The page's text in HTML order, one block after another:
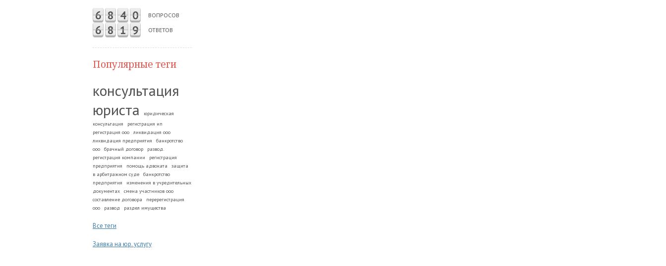
6 8 4 0 ВОПРОСОВ
6 8 1 9 ОТВЕТОВ
Популярные теги
консультация
юриста
юридическая
консультация
регистрация ип
регистрация ооо
ликвидация ооо
ликвидация предприятия
банкротство
ооо
брачный договор
развод.
регистрация компании
регистрация
предприятия
помощь адвоката
защита
в арбитражном суде
банкротство
предприятия
изменения в учредительных
документах
смена участников ооо
составление договора
перерегистрация
ооо
развод раздел имущества
Все теги
Заявка на юр. услугу